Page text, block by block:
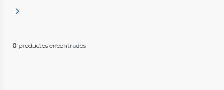
0 productos encontrados